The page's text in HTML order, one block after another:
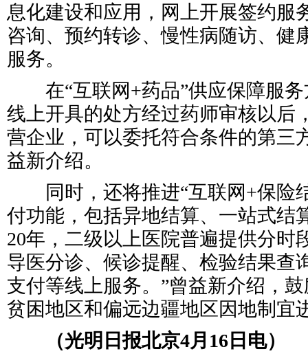
息化建设和应用，网上开展签约服
咨询、预约转诊、慢性病随访、健
服务。
在“互联网+药品”供应保障服务
线上开具的处方经过药师审核以后
营企业，可以委托符合条件的第三
益新介绍。
同时，还将推进“互联网+保险
付功能，包括异地结算、一站式结
20年，二级以上医院普遍提供分时
导医分诊、候诊提醒、检验结果查
支付等线上服务。”曾益新介绍，
贫困地区和偏远边疆地区因地制宜
（光明日报北京4月16日电）